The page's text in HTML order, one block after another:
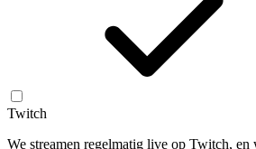
Twitch
We streamen regelmatig live op Twitch, en